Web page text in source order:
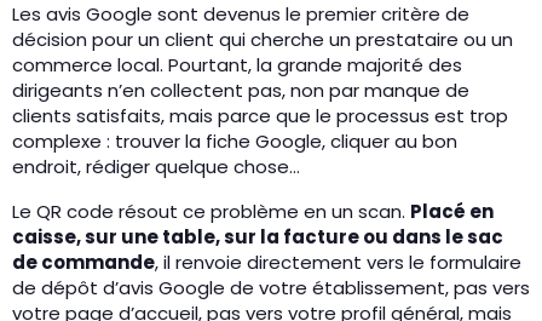
Les avis Google sont devenus le premier critère de
décision pour un client qui cherche un prestataire ou un
commerce local. Pourtant, la grande majorité des
dirigeants n’en collectent pas, non par manque de
clients satisfaits, mais parce que le processus est trop
complexe : trouver la fiche Google, cliquer au bon
endroit, rédiger quelque chose…
Le QR code résout ce problème en un scan. Placé en
caisse, sur une table, sur la facture ou dans le sac
de commande, il renvoie directement vers le formulaire
de dépôt d’avis Google de votre établissement, pas vers
votre page d’accueil, pas vers votre profil général, mais